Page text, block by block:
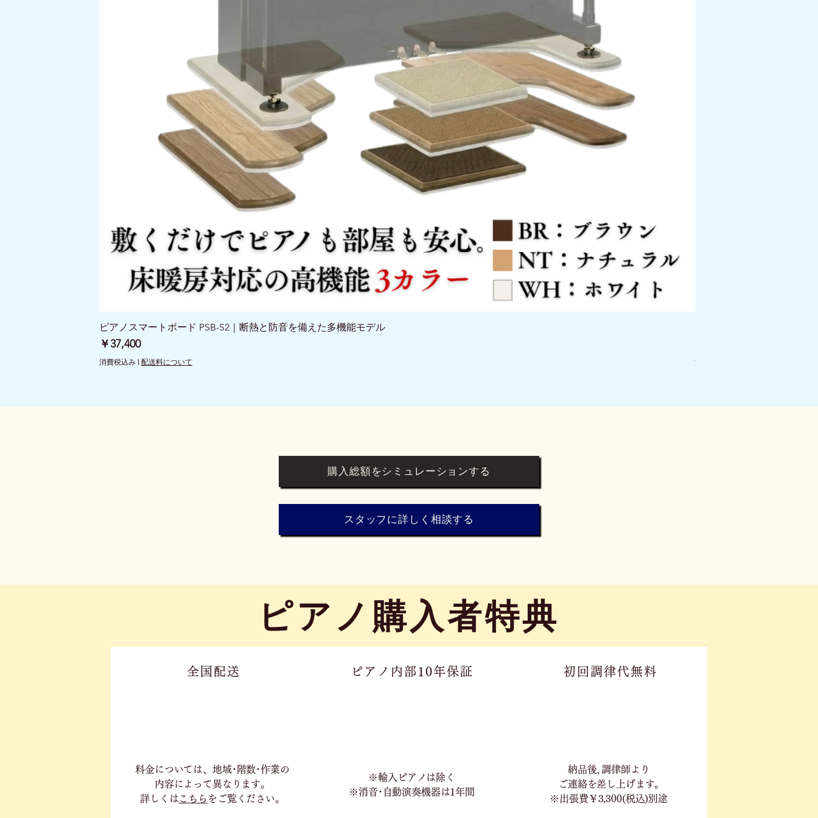
クイックビュー
ピアノスマートボード PSB-S2｜断熱と防音を備えた多機能モデル
価格
￥37,400
消費税込み | 配送料について 消費税込み
購入総額をシミュレーションする
スタッフに詳しく相談する
​ピアノ購入者特典
全国配送
料金については、地域･階数･作業の
内容に よって異なります。
詳しくはこちら をご覧ください。
ピアノ内部10年保証
※輸入ピアノは除く
※消音･自動演奏機器は1年間
初回調律代無料
​納品後､調律師より
ご連絡を差し上げます｡
※出張費￥3,300(税込)別途